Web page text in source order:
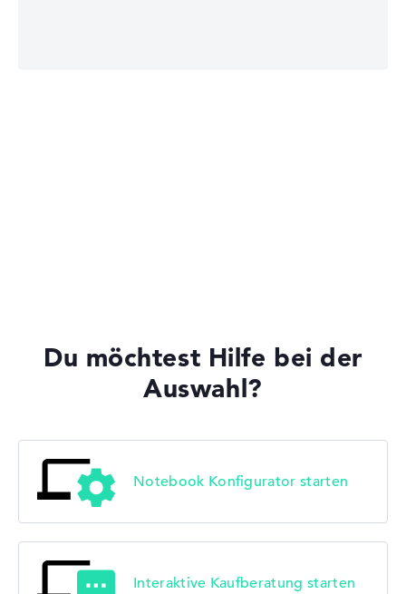
Lenovo LOQ
Du möchtest Hilfe bei der
Auswahl?
Notebook Konfigurator starten
Interaktive Kaufberatung starten